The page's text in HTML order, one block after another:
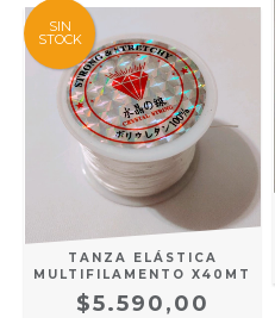
SIN
STOCK
TANZA ELÁSTICA
MULTIFILAMENTO X40MT
$5.590,00